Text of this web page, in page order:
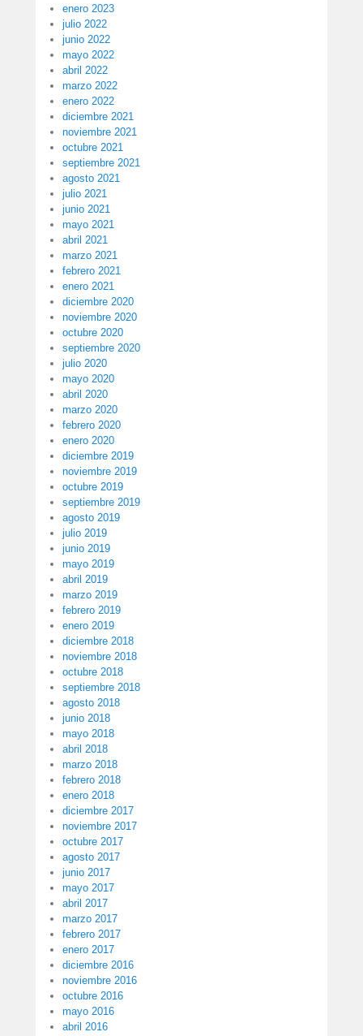
enero 2023
julio 2022
junio 2022
mayo 2022
abril 2022
marzo 2022
enero 2022
diciembre 2021
noviembre 2021
octubre 2021
septiembre 2021
agosto 2021
julio 2021
junio 2021
mayo 2021
abril 2021
marzo 2021
febrero 2021
enero 2021
diciembre 2020
noviembre 2020
octubre 2020
septiembre 2020
julio 2020
mayo 2020
abril 2020
marzo 2020
febrero 2020
enero 2020
diciembre 2019
noviembre 2019
octubre 2019
septiembre 2019
agosto 2019
julio 2019
junio 2019
mayo 2019
abril 2019
marzo 2019
febrero 2019
enero 2019
diciembre 2018
noviembre 2018
octubre 2018
septiembre 2018
agosto 2018
junio 2018
mayo 2018
abril 2018
marzo 2018
febrero 2018
enero 2018
diciembre 2017
noviembre 2017
octubre 2017
agosto 2017
junio 2017
mayo 2017
abril 2017
marzo 2017
febrero 2017
enero 2017
diciembre 2016
noviembre 2016
octubre 2016
mayo 2016
abril 2016